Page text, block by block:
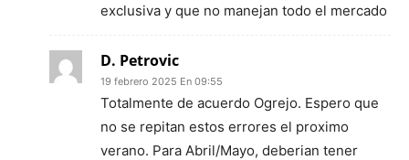
exclusiva y que no manejan todo el mercado
D. Petrovic
19 febrero 2025 En 09:55
Totalmente de acuerdo Ogrejo. Espero que
no se repitan estos errores el proximo
verano. Para Abril/Mayo, deberian tener